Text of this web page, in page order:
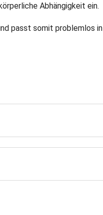
Abhängigkeit ein.
passt somit problemlos in